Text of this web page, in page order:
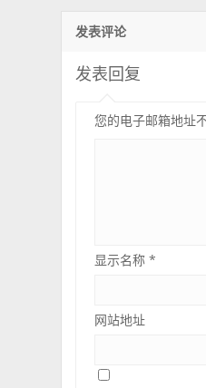
发表评论
发表回复
您的电子邮箱地址
显示名称*
网站地址